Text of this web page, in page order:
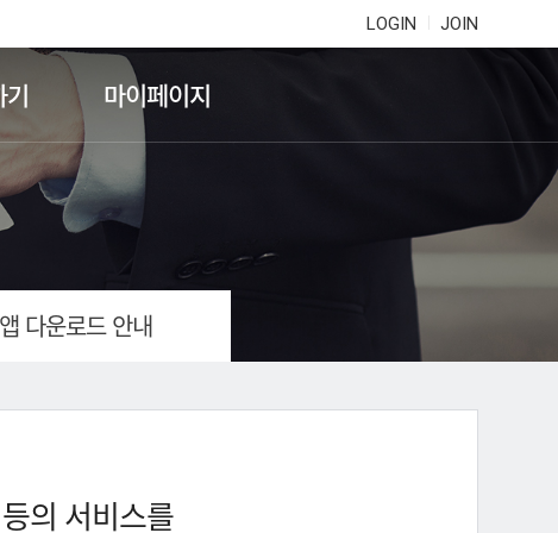
LOGIN JOIN
마이페이지
앱 다운로드 안내
의 서비스를